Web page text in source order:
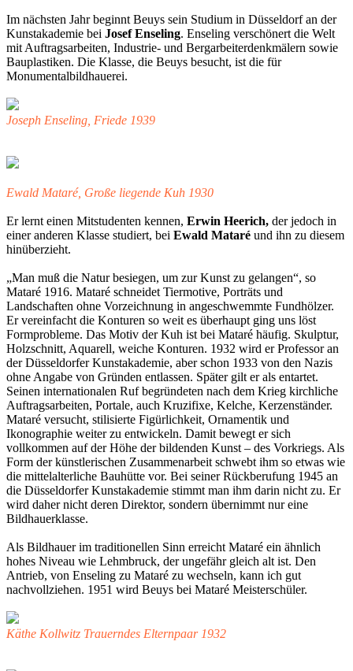
Im nächsten Jahr beginnt Beuys sein Studium in Düsseldorf an der
Kunstakademie bei Josef Enseling. Enseling verschönert die Welt
mit Auftragsarbeiten, Industrie- und Bergarbeiterdenkmälern sowie
Bauplastiken. Die Klasse, die Beuys besucht, ist die für
Monumentalbildhauerei.
Joseph Enseling, Friede 1939
Ewald Mataré, Große liegende Kuh 1930
Er lernt einen Mitstudenten kennen, Erwin Heerich, der jedoch in
einer anderen Klasse studiert, bei Ewald Mataré und ihn zu diesem
hinüberzieht.
„Man muß die Natur besiegen, um zur Kunst zu gelangen“, so
Mataré 1916. Mataré schneidet Tiermotive, Porträts und
Landschaften ohne Vorzeichnung in angeschwemmte Fundhölzer.
Er vereinfacht die Konturen so weit es überhaupt ging uns löst
Formprobleme. Das Motiv der Kuh ist bei Mataré häufig. Skulptur,
Holzschnitt, Aquarell, weiche Konturen. 1932 wird er Professor an
der Düsseldorfer Kunstakademie, aber schon 1933 von den Nazis
ohne Angabe von Gründen entlassen. Später gilt er als entartet.
Seinen internationalen Ruf begründeten nach dem Krieg kirchliche
Auftragsarbeiten, Portale, auch Kruzifixe, Kelche, Kerzenständer.
Mataré versucht, stilisierte Figürlichkeit, Ornamentik und
Ikonographie weiter zu entwickeln. Damit bewegt er sich
vollkommen auf der Höhe der bildenden Kunst – des Vorkriegs. Als
Form der künstlerischen Zusammenarbeit schwebt ihm so etwas wie
die mittelalterliche Bauhütte vor. Bei seiner Rückberufung 1945 an
die Düsseldorfer Kunstakademie stimmt man ihm darin nicht zu. Er
wird daher nicht deren Direktor, sondern übernimmt nur eine
Bildhauerklasse.
Als Bildhauer im traditionellen Sinn erreicht Mataré ein ähnlich
hohes Niveau wie Lehmbruck, der ungefähr gleich alt ist. Den
Antrieb, von Enseling zu Mataré zu wechseln, kann ich gut
nachvollziehen. 1951 wird Beuys bei Mataré Meisterschüler.
Käthe Kollwitz Trauerndes Elternpaar 1932